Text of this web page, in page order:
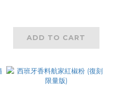
ADD TO CART